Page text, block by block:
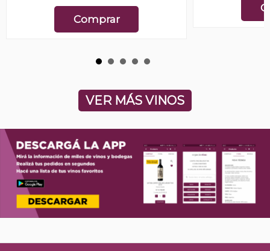
Comprar
Aguma Reserva Tannat
VER MÁS VINOS